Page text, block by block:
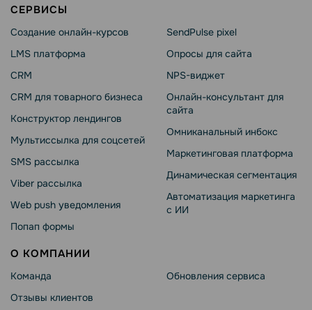
СЕРВИСЫ
Создание онлайн-курсов
LMS платформа
CRM
CRM для товарного бизнеса
Конструктор лендингов
Мультиссылка для соцсетей
SMS рассылка
Viber рассылка
Web push уведомления
Попап формы
SendPulse pixel
Опросы для сайта
NPS-виджет
Онлайн-консультант для
сайта
Омниканальный инбокс
Маркетинговая платформа
Динамическая сегментация
Автоматизация маркетинга
с ИИ
О КОМПАНИИ
Команда
Отзывы клиентов
Обновления сервиса